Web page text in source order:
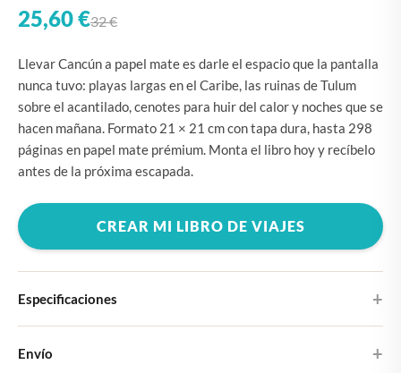
25,60 €32 €
Llevar Cancún a papel mate es darle el espacio que la pantalla
nunca tuvo: playas largas en el Caribe, las ruinas de Tulum
sobre el acantilado, cenotes para huir del calor y noches que se
hacen mañana. Formato 21 × 21 cm con tapa dura, hasta 298
páginas en papel mate prémium. Monta el libro hoy y recíbelo
antes de la próxima escapada.
CREAR MI LIBRO DE VIAJES
Especificaciones
Elige entre cuatro diseños de portada
Envío